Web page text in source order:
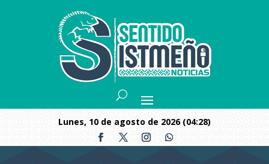
lunes, 10 de agosto de 2026 (04:28)